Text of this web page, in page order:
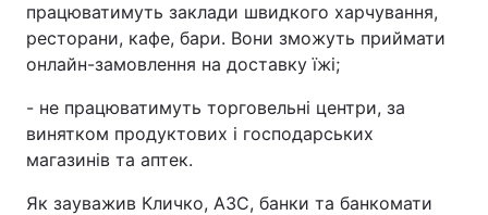
працюватимуть заклади швидкого харчування,
ресторани, кафе, бари. Вони зможуть приймати
онлайн-замовлення на доставку їжі;
- не працюватимуть торговельні центри, за
винятком продуктових і господарських
магазинів та аптек.
Як зауважив Кличко, АЗС, банки та банкомати